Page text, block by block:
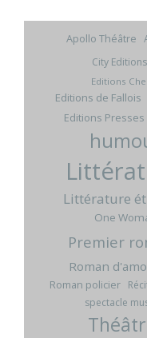
Apollo Théâtre
City Editions
Editions
Editions de Fallois
Editions Presses
Littérature
One
Premier
Roman
Roman policier
spectacle